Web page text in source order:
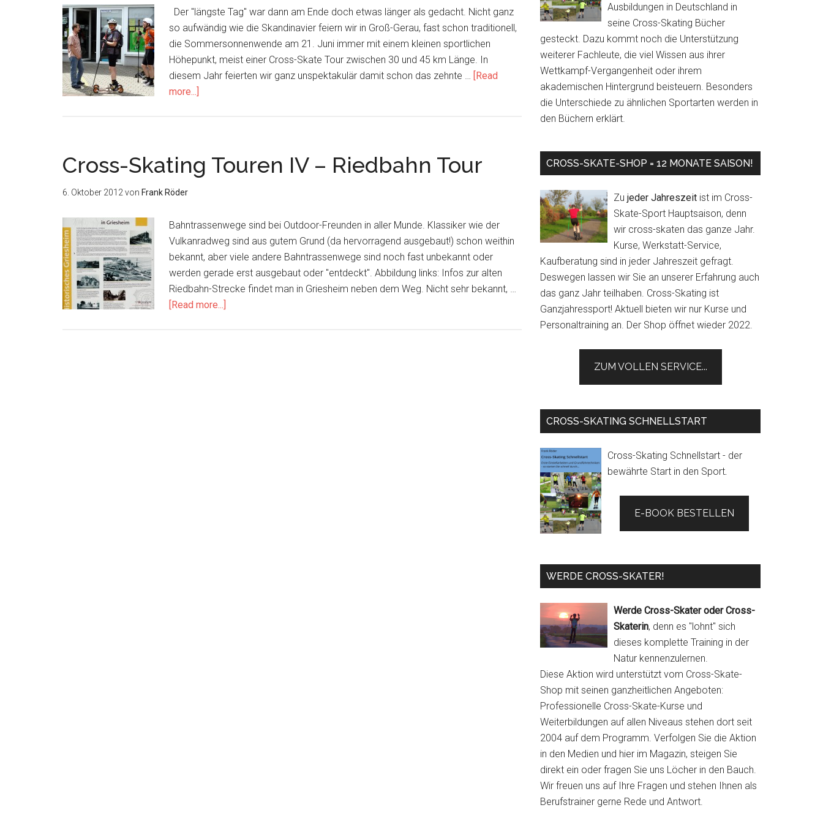
Der "längste Tag" war dann am Ende doch etwas länger als gedacht. Nicht ganz
so aufwändig wie die Skandinavier feiern wir in Groß-Gerau, fast schon traditionell,
die Sommersonnenwende am 21. Juni immer mit einem kleinen sportlichen
Höhepunkt, meist einer Cross-Skate Tour zwischen 30 und 45 km Länge. In
diesem Jahr feierten wir ganz unspektakulär damit schon das zehnte … [Read
more...]
Touristik
im
Cross-Skating Touren IV – Riedbahn Tour
6. Oktober 2012 von Frank Röder
Bahntrassenwege sind bei Outdoor-Freunden in aller Munde. Klassiker wie der
Vulkanradweg sind aus gutem Grund (da hervorragend ausgebaut!) schon weithin
bekannt, aber viele andere Bahntrassenwege sind noch fast unbekannt oder
werden gerade erst ausgebaut oder "entdeckt". Abbildung links: Infos zur alten
Riedbahn-Strecke findet man in Griesheim neben dem Weg. Nicht sehr bekannt, …
[Read more...]
Ausbildungen in Deutschland in
seine Cross-Skating Bücher
gesteckt. Dazu kommt noch die Unterstützung
weiterer Fachleute, die viel Wissen aus ihrer
Wettkampf-Vergangenheit oder ihrem
akademischen Hintergrund beisteuern. Besonders
die Unterschiede zu ähnlichen Sportarten werden in
den Büchern erklärt.
CROSS-SKATE-SHOP = 12 MONATE SAISON!
Zu jeder Jahreszeit ist im Cross-
Skate-Sport Hauptsaison, denn
wir cross-skaten das ganze Jahr.
Kurse, Werkstatt-Service,
Kaufberatung sind in jeder Jahreszeit gefragt.
Deswegen lassen wir Sie an unserer Erfahrung auch
das ganz Jahr teilhaben. Cross-Skating ist
Ganzjahressport! Aktuell bieten wir nur Kurse und
Personaltraining an. Der Shop öffnet wieder 2022.
ZUM VOLLEN SERVICE...
CROSS-SKATING SCHNELLSTART
Cross-Skating Schnellstart - der
bewährte Start in den Sport.
E-BOOK BESTELLEN
WERDE CROSS-SKATER!
Werde Cross-Skater oder Cross-
Skaterin, denn es "lohnt" sich
dieses komplette Training in der
Natur kennenzulernen.
Diese Aktion wird unterstützt vom Cross-Skate-
Shop mit seinen ganzheitlichen Angeboten:
Professionelle Cross-Skate-Kurse und
Weiterbildungen auf allen Niveaus stehen dort seit
2004 auf dem Programm. Verfolgen Sie die Aktion
in den Medien und hier im Magazin, steigen Sie
direkt ein oder fragen Sie uns Löcher in den Bauch.
Wir freuen uns auf Ihre Fragen und stehen Ihnen als
Berufstrainer gerne Rede und Antwort.